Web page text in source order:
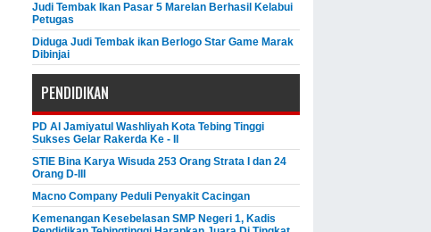
Judi Tembak Ikan Pasar 5 Marelan Berhasil Kelabui
Petugas
Diduga Judi Tembak ikan Berlogo Star Game Marak
Dibinjai
PENDIDIKAN
PD Al Jamiyatul Washliyah Kota Tebing Tinggi
Sukses Gelar Rakerda Ke - II
STIE Bina Karya Wisuda 253 Orang Strata I dan 24
Orang D-III
Macno Company Peduli Penyakit Cacingan
Kemenangan Kesebelasan SMP Negeri 1, Kadis